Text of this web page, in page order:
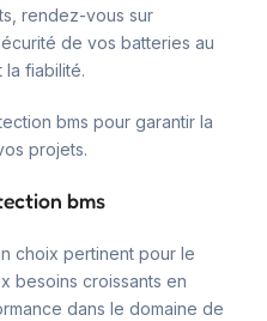
rendez-vous sur
de vos batteries au
fiabilité.
bms pour garantir la
projets.
bms
choix pertinent pour le
besoins croissants en
dans le domaine de